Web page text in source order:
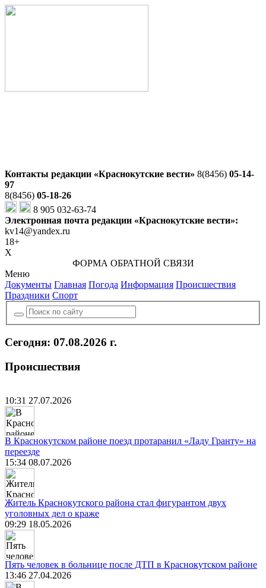
Контакты редакции «Краснокутские вести» 8(8456) 05-14-
97
8(8456) 05-18-26
8 905 032-63-74
Электронная почта редакции «Краснокутские вести»:
kv14@yandex.ru
18+
X
ФОРМА ОБРАТНОЙ СВЯЗИ
Меню
Документы Главная Погода Информация Происшествия
Праздники Спорт
Сегодня: 07.08.2026 г.
Происшествия
10:31 27.07.2026
В Краснокутском районе поезд протаранил «Ладу Гранту» на
переезде
15:34 08.07.2026
Житель Краснокутского района стал фигурантом двух
уголовных дел о краже
09:29 18.05.2026
Пять человек в больнице после ДТП в Краснокутском районе
13:46 27.04.2026